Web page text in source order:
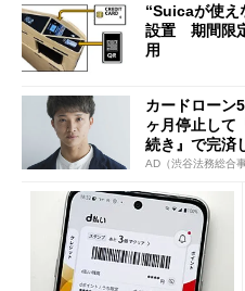
“Suicaが使え
設置 期間限
用
カードローン
ヶ月停止して
続き』で完済
AD（渋谷法務総合事